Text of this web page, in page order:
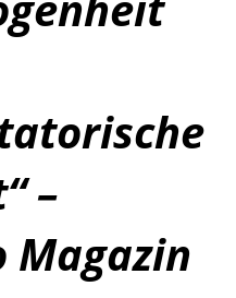
–
Magazin